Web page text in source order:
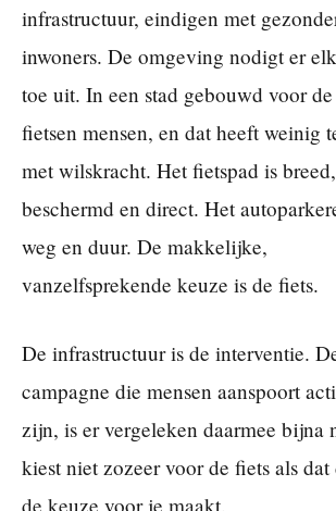
infrastructuur, eindigen met
inwoners. De omgeving nodigt er
toe uit. In een stad gebouwd voor
fietsen mensen, en dat heeft weinig
met wilskracht. Het fietspad is breed,
beschermd en direct. Het
weg en duur. De makkelijke,
vanzelfsprekende keuze is de fiets.
De infrastructuur is de interventie.
campagne die mensen aanspoort
zijn, is er vergeleken daarmee bijna
kiest niet zozeer voor de fiets als dat
de keuze voor je maakt.